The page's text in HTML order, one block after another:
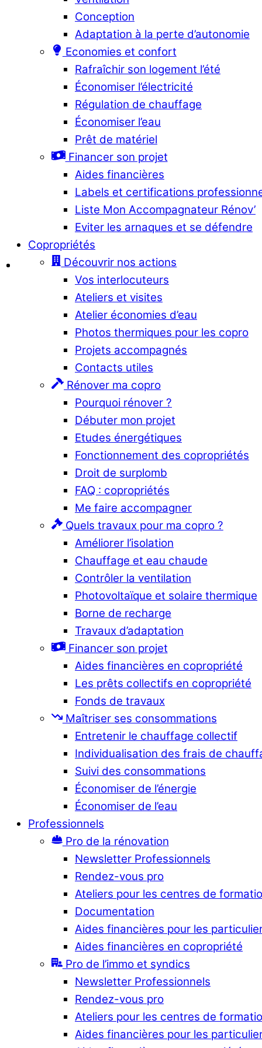
Conception
Adaptation à la perte d’autonomie
Economies et confort
Rafraîchir son logement l’été
Économiser l’électricité
Régulation de chauffage
Économiser l’eau
Prêt de matériel
Financer son projet
Aides financières
Labels et certifications
Liste Mon Accompagnateur Rénov’
Eviter les arnaques et se défendre
Copropriétés
Découvrir nos actions
Vos interlocuteurs
Ateliers et visites
Atelier économies d’eau
Photos thermiques pour les copro
Projets accompagnés
Contacts utiles
Rénover ma copro
Pourquoi rénover ?
Débuter mon projet
Etudes énergétiques
Fonctionnement des copropriétés
Droit de surplomb
FAQ : copropriétés
Me faire accompagner
Quels travaux pour ma copro ?
Améliorer l’isolation
Chauffage et eau chaude
Contrôler la ventilation
Photovoltaïque et solaire thermique
Borne de recharge
Travaux d’adaptation
Financer son projet
Aides financières en copropriété
Les prêts collectifs en copropriété
Fonds de travaux
Maîtriser ses consommations
Entretenir le chauffage collectif
Individualisation des frais de
Suivi des consommations
Économiser de l’énergie
Économiser de l’eau
Professionnels
Pro de la rénovation
Newsletter Professionnels
Rendez-vous pro
Ateliers pour les centres de
Documentation
Aides financières pour les
Aides financières en copropriété
Pro de l’immo et syndics
Newsletter Professionnels
Rendez-vous pro
Ateliers pour les centres de
Aides financières pour les